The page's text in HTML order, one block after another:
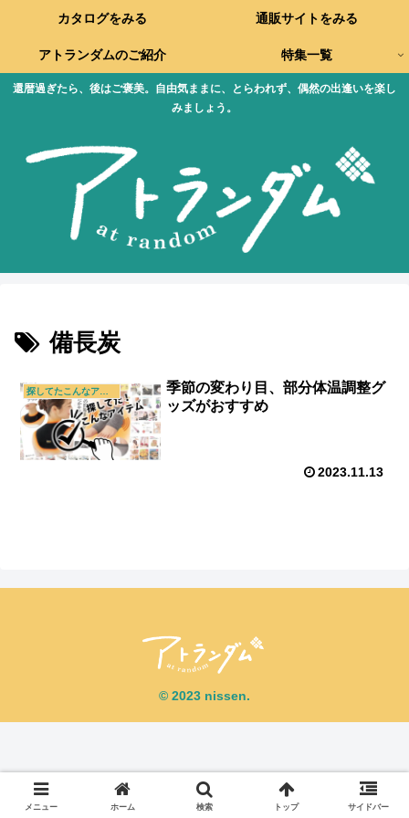
還暦過ぎたら、後はご褒美。自由気ままに、とらわれず、偶然の出逢いを楽し
みましょう。
カタログをみる 通販サイトをみる
アトランダムのご紹介 特集一覧
備長炭
探してたこんなアイテム
季節の変わり目、部分体温調整グ
ッズがおすすめ
2023.11.13
© 2023 nissen.
メニュー ホーム 検索 トップ サイドバー